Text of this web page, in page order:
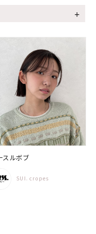
スルボブ
SUI. cropes